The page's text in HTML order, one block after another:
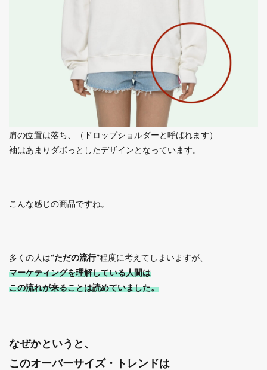
肩の位置は落ち、（ドロップショルダーと呼ばれます）
袖はあまりダボっとしたデザインとなっています。
こんな感じの商品ですね。
多くの人は“ただの流行”程度に考えてしまいますが、
マーケティングを理解している人間は
この流れが来ることは読めていました。
なぜかというと、
このオーバーサイズ・トレンドは